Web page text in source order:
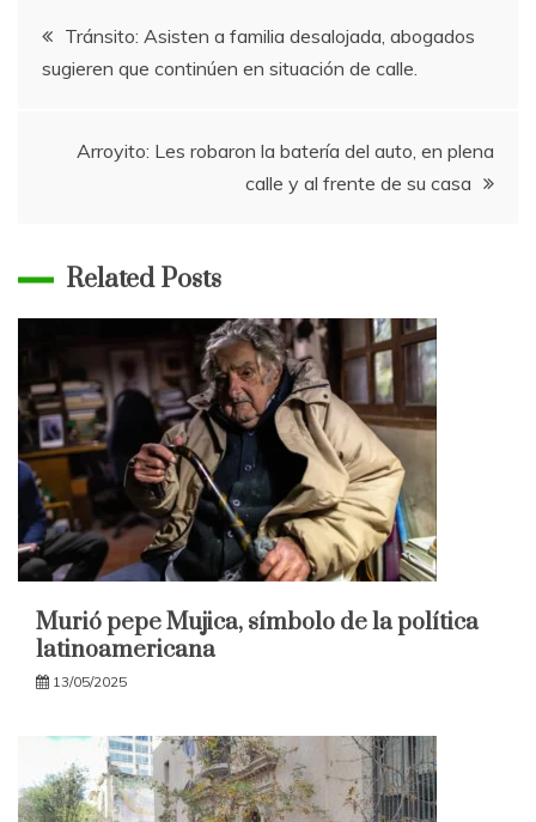
Navegación
de
entradas
Tránsito: Asisten a familia desalojada, abogados
sugieren que continúen en situación de calle.
Arroyito: Les robaron la batería del auto, en plena
calle y al frente de su casa
Related Posts
Murió pepe Mujica, símbolo de la política
latinoamericana
13/05/2025